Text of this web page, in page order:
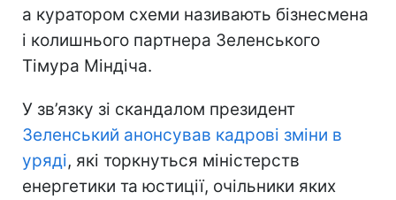
а куратором схеми називають бізнесмена
і колишнього партнера Зеленського
Тімура Міндіча.
У зв’язку зі скандалом президент
Зеленський анонсував кадрові зміни в
уряді, які торкнуться міністерств
енергетики та юстиції, очільники яких